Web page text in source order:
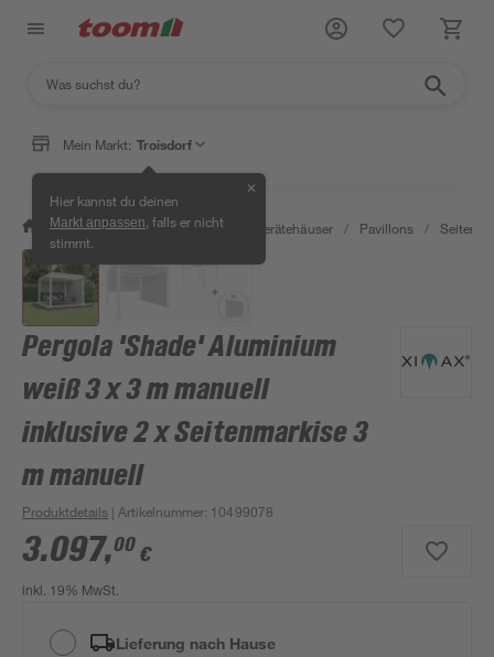
Mein Markt: Troisdorf
Hier kannst du deinen
Markt anpassen , falls er nicht
stimmt.
✕
/ Garten & Freizeit / Garten- & Gerätehäuser / Pavillons /
Pergola 'Shade' Aluminium
weiß 3 x 3 m manuell
inklusive 2 x Seitenmarkise 3
m manuell
Produktdetails | Artikelnummer: 10499078
3.097,00 €
inkl. 19% MwSt.
Lieferung nach Hause